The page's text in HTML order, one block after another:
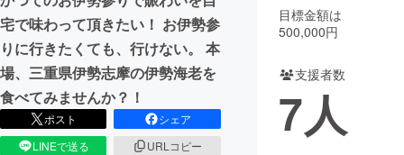
まちづくり・地域活性化
CAMPFIRE for Social Good
CAMPFIRE Creation
CAMPFIREふるさと納税
コミュニティ
宅で味わって頂きたい！ お伊勢参
りに行きたくても、行けない。 本
場、三重県伊勢志摩の伊勢海老を
食べてみませんか？！
ポスト
シェア
LINEで送る
URLコピー
目標金額は
500,000円
支援者数
7人